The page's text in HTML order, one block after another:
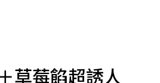
草莓餡超誘人